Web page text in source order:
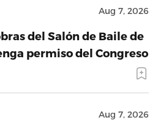
Aug 7, 2026
del Salón de Baile de
permiso del Congreso
Aug 7, 2026